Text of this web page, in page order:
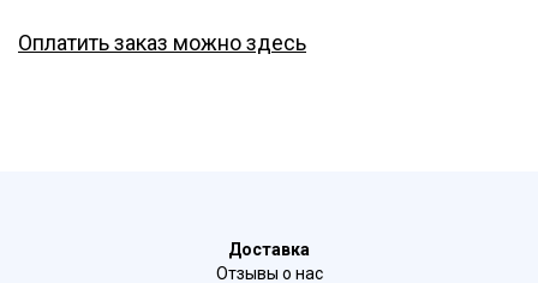
Оплатить заказ можно здесь
Доставка
Отзывы о нас